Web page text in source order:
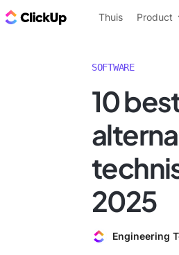
ClickUp Blog
Thuis Product
SOFTWARE
10
2025
Engineering